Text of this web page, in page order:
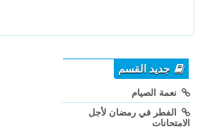
جديد القسم
نعمة الصيام
الفطر في رمضان لأجل
الامتحانات